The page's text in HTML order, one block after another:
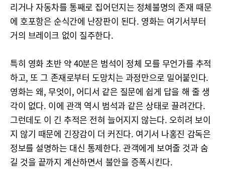
리거나 자동차를 통째로 집어던지는 정체불명의 존재 때문
에 호포항은 순식간에 난장판이 된다. 영화는 여기서부터
거의 브레이크 없이 질주한다.
특히 영화 초반 약 40분은 범석이 정체 모를 무언가를 추적
하고, 또 그 존재로부터 도망치는 과정만으로 밀어붙인다.
영화는 왜, 무엇이, 어디서 같은 질문에 쉽게 답을 해 줄 생
각이 없다. 이에 관객 역시 범석과 같은 상태로 끌려간다.
그런데도 이 긴 추적은 전혀 늘어지지 않는다. 오히려 보이
지 않기 때문에 긴장감이 더 커진다. 여기서 나홍진 감독은
정보를 설명하는 대신 통제한다. 관객에게 보여줄 것과 숨
길 것을 끝까지 계산하면서 불안을 증폭시킨다.